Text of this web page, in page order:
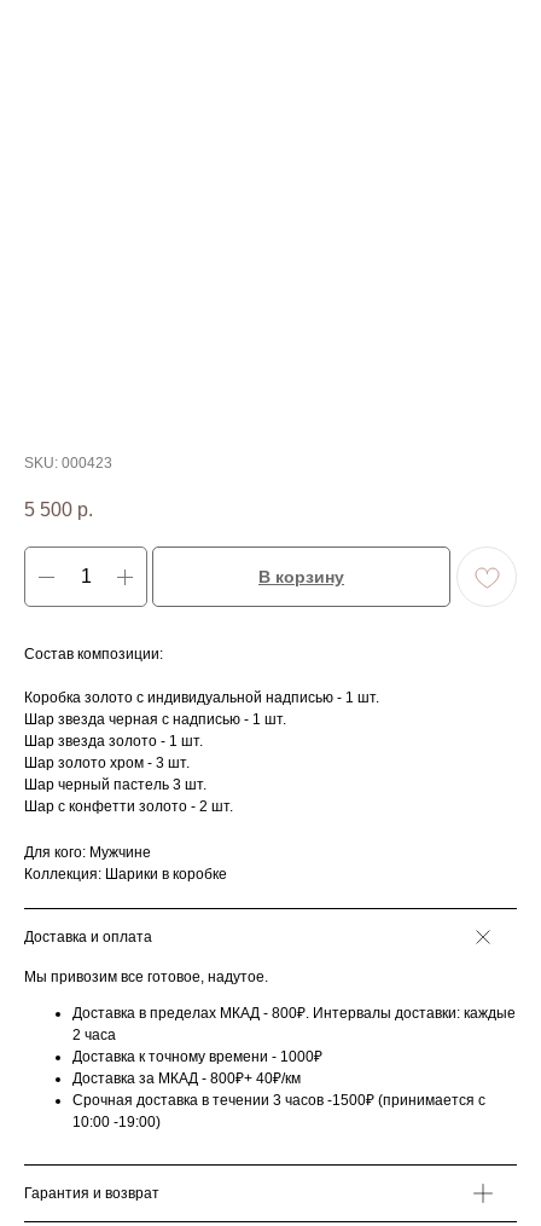
SKU: 000423
5 500 р.
В корзину
Состав композиции:
Коробка золото с индивидуальной надписью - 1 шт.
Шар звезда черная с надписью - 1 шт.
Шар звезда золото - 1 шт.
Шар золото хром - 3 шт.
Шар черный пастель 3 шт.
Шар с конфетти золото - 2 шт.
Для кого: Мужчине
Коллекция: Шарики в коробке
Доставка и оплата
Мы привозим все готовое, надутое.
Доставка в пределах МКАД - 800₽. Интервалы доставки: каждые
2 часа
Доставка к точному времени - 1000₽
Доставка за МКАД - 800₽+ 40₽/км
Срочная доставка в течении 3 часов -1500₽ (принимается с
10:00 -19:00)
Гарантия и возврат